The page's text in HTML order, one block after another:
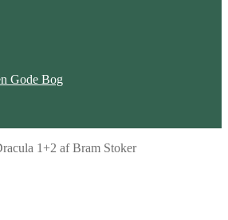
Gode Bog
1+2 af Bram Stoker